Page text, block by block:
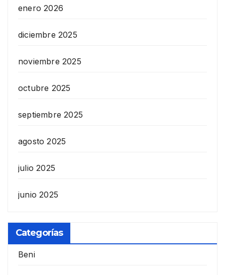
enero 2026
diciembre 2025
noviembre 2025
octubre 2025
septiembre 2025
agosto 2025
julio 2025
junio 2025
Categorías
Beni